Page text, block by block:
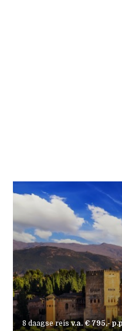
stad of ontdek de
8 daagse reisv.a. € 795,-